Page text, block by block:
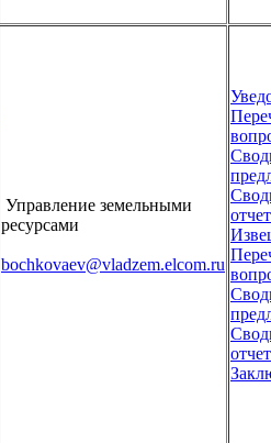
Управление земельными
ресурсами
bochkovaev@vladzem.elcom.ru
отчет
отчет